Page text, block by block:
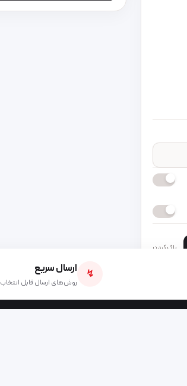
پاک کردن
↯ ارسال سریع
روش‌های ارسال قابل انتخاب